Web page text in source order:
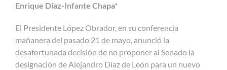
Enrique Díaz-Infante Chapa*
El Presidente López Obrador, en su conferencia
mañanera del pasado 21 de mayo, anunció la
desafortunada decisión de no proponer al Senado la
designación de Alejandro Díaz de León para un nuevo